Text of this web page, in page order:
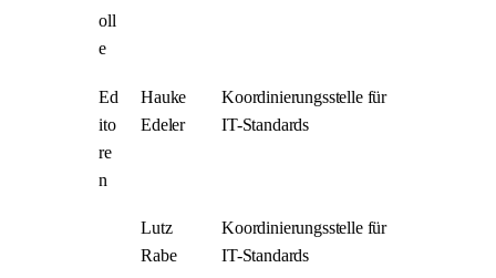
oll
e
Ed
ito
re
n
Hauke
Edeler
Koordinierungsstelle für
IT-Standards
Lutz
Rabe
Koordinierungsstelle für
IT-Standards